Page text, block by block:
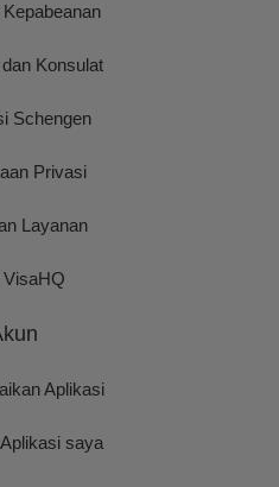
Konsulat
Schengen
Privasi
Layanan
VisaHQ
Aplikasi
saya